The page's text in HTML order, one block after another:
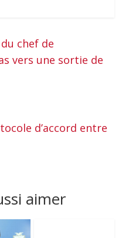
chef de
vers une sortie de
d’accord entre
aimer